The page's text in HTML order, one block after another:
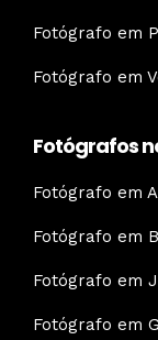
Fotógrafo em
Fotógrafo em
Fotógrafos
Fotógrafo em
Fotógrafo em
Fotógrafo em
Fotógrafo em